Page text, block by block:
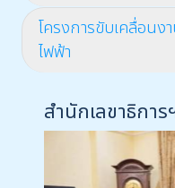
โครงการขับเคลื่อน
ไฟฟ้า
สำนักเลขาธิการ